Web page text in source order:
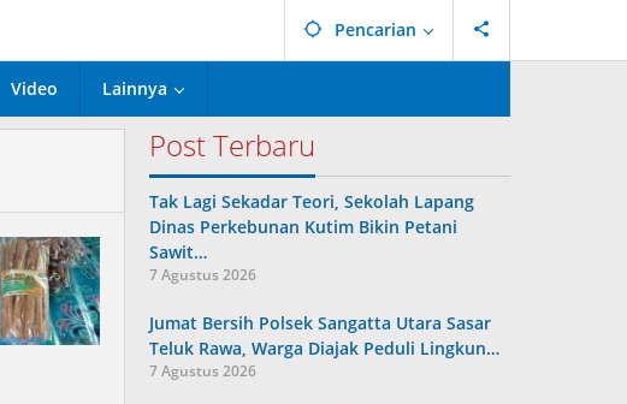
Pencarian
Video Lainnya
Post Terbaru
Tak Lagi Sekadar Teori, Sekolah Lapang
Dinas Perkebunan Kutim Bikin Petani
Sawit…
7 Agustus 2026
Jumat Bersih Polsek Sangatta Utara Sasar
Teluk Rawa, Warga Diajak Peduli Lingkun…
7 Agustus 2026